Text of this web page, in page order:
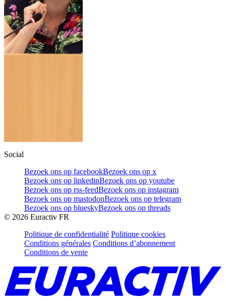
Social
Bezoek ons op facebookBezoek ons op x
Bezoek ons op linkedinBezoek ons op youtube
Bezoek ons op rss-feedBezoek ons op instagram
Bezoek ons op mastodonBezoek ons op telegram
Bezoek ons op blueskyBezoek ons op threads
© 2026 Euractiv FR
Politique de confidentialité Politique cookies
Conditions générales Conditions d’abonnement
Conditions de vente